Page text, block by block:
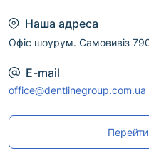
Наша адреса
Офіс шоурум. Самовивіз
E-mail
office@dentlinegroup.com.ua
Перейти